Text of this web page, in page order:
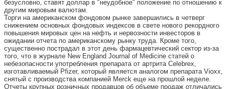
безусловно, ставят доллар в "неудобное" положение по отношению к
другим мировым валютам.
Торги на американском фондовом рынке завершились в четверг
снижением основных фондовых индексов в свете нового рекордного
повышения мировых цен на нефть и нервозности инвесторов в
ожидании отчета по американскому рынку труда. Кроме того,
существенно пострадал в этот день фармацевтический сектор из-за
того, что в журнале New England Journal of Medicine статей о
небезопасности употребления препарата от артрита Celebrex,
изготавливаемый Pfizer, который является аналогом препарата Vioxx,
снятый с производства компанией Merck еще на прошлой неделе.
Отчеты крупных розничных продавцов об объеме продаж отличались